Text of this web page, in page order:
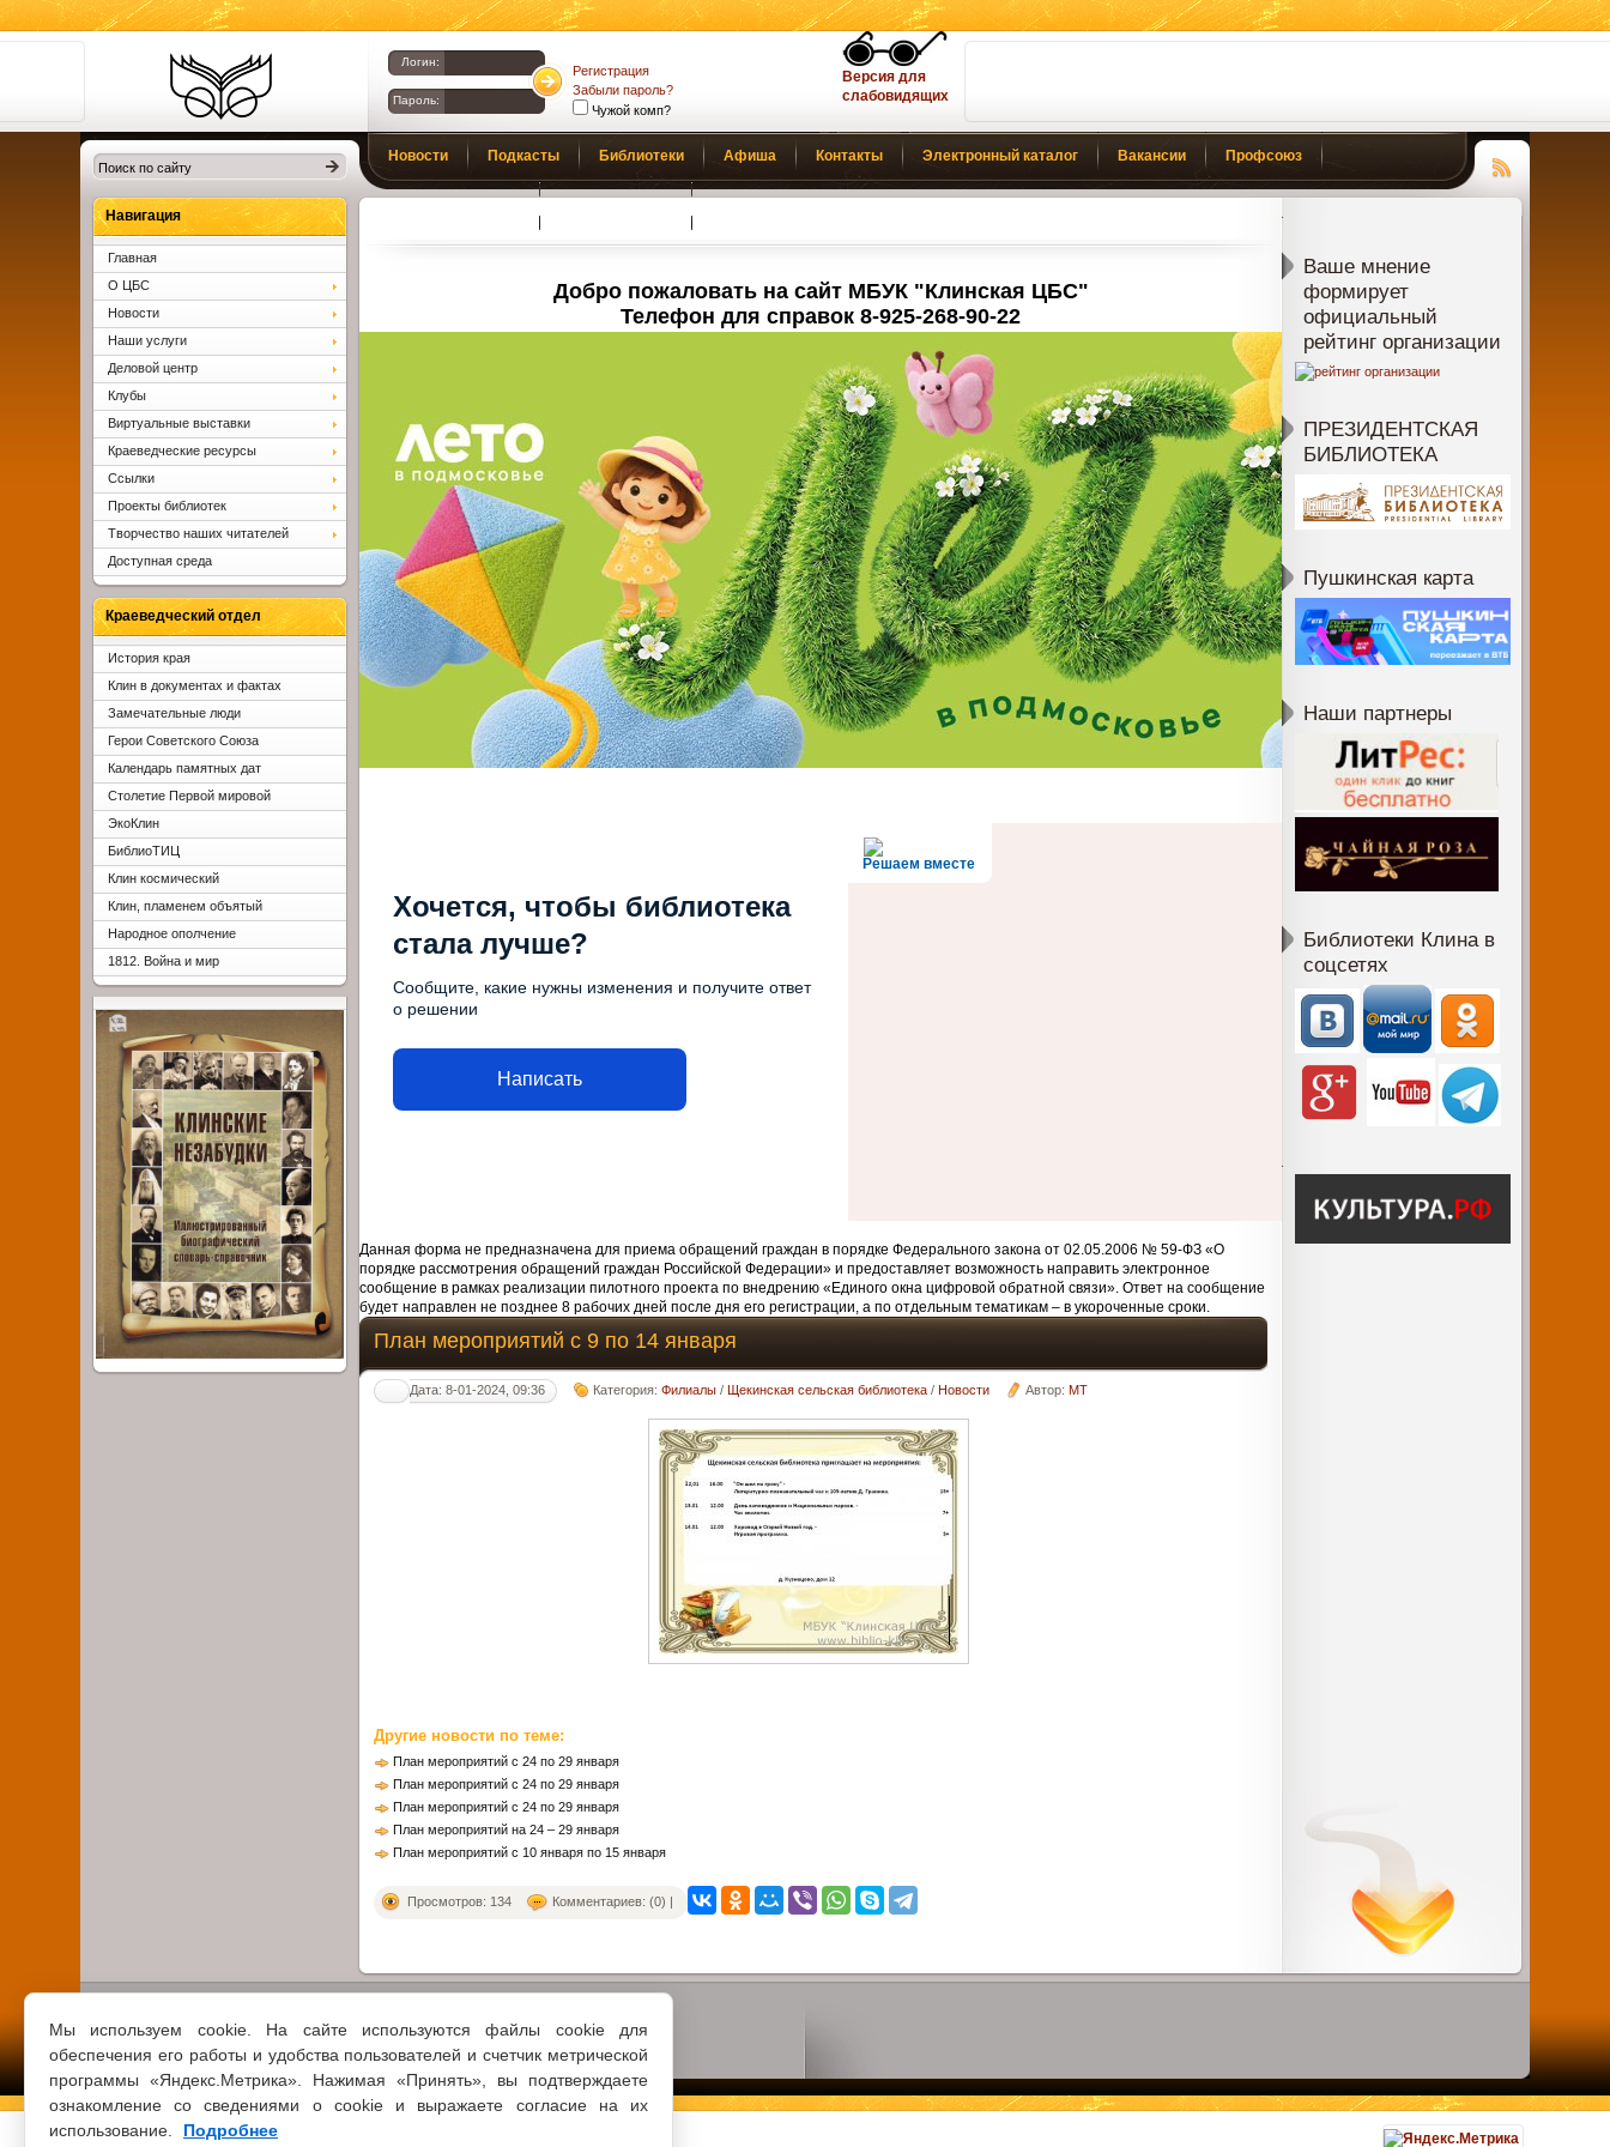
Мы используем cookie. На сайте используются файлы cookie для
обеспечения его работы и удобства пользователей и счетчик метрической
программы «Яндекс.Метрика». Нажимая «Принять», вы подтверждаете
ознакомление со сведениями о cookie и выражаете согласие на их
использование.
Подробнее
Библиотеки
Клина. Клинская
ЦБС.
Логин:
Пароль:
Регистрация
Забыли пароль?
Чужой комп?
Версия для
слабовидящих
Новости Подкасты Библиотеки Афиша Контакты Электронный каталог Вакансии Профсоюз
Чтение
Добро пожаловать на сайт МБУК "Клинская ЦБС"
Телефон для справок 8-925-268-90-22
Решаем вместе
Хочется, чтобы библиотека
стала лучше?
Сообщите, какие нужны изменения и получите ответ
о решении
Написать
Данная форма не предназначена для приема обращений граждан в порядке Федерального закона от 02.05.2006 № 59-ФЗ «О
порядке рассмотрения обращений граждан Российской Федерации» и предоставляет возможность направить электронное
сообщение в рамках реализации пилотного проекта по внедрению «Единого окна цифровой обратной связи». Ответ на сообщение
будет направлен не позднее 8 рабочих дней после дня его регистрации, а по отдельным тематикам – в укороченные сроки.
План мероприятий с 9 по 14 января
Дата: 8-01-2024, 09:36 Категория:Филиалы /Щекинская сельская библиотека /Новости Автор:MT
Другие новости по теме:
План мероприятий с 24 по 29 января
План мероприятий с 24 по 29 января
План мероприятий с 24 по 29 января
План мероприятий на 24 – 29 января
План мероприятий с 10 января по 15 января
Просмотров: 134 Комментариев: (0) |
Ваше мнение
формирует
официальный
рейтинг организации
ПРЕЗИДЕНТСКАЯ
БИБЛИОТЕКА
Пушкинская карта
Наши партнеры
Библиотеки Клина в
соцсетях
Навигация
Главная
О ЦБС
Новости
Наши услуги
Деловой центр
Клубы
Виртуальные выставки
Краеведческие ресурсы
Ссылки
Проекты библиотек
Творчество наших читателей
Доступная среда
Краеведческий отдел
История края
Клин в документах и фактах
Замечательные люди
Герои Советского Союза
Календарь памятных дат
Столетие Первой мировой
ЭкоКлин
БиблиоТИЦ
Клин космический
Клин, пламенем объятый
Народное ополчение
1812. Война и мир
© 2021 ВСЕ ПРАВА ЗАЩИЩЕНЫ